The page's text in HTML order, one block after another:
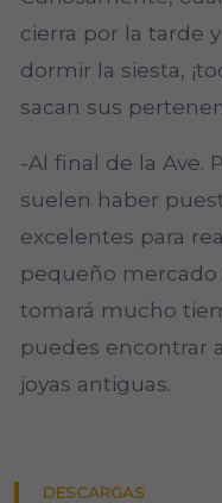
cierra por la tarde
dormir la siesta,
sacan sus
-Al final de la Ave.
suelen haber
excelentes para
pequeño
tomará mucho
puedes encontrar
joyas antiguas.
DESCARGAS